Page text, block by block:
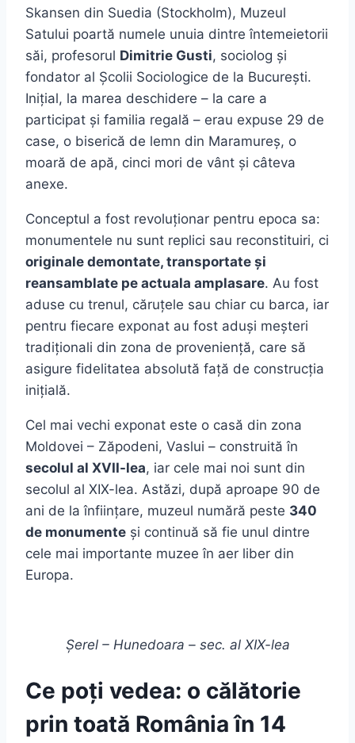
Skansen din Suedia (Stockholm), Muzeul
Satului poartă numele unuia dintre întemeietorii
săi, profesorul Dimitrie Gusti, sociolog și
fondator al Școlii Sociologice de la București.
Inițial, la marea deschidere – la care a
participat și familia regală – erau expuse 29 de
case, o biserică de lemn din Maramureș, o
moară de apă, cinci mori de vânt și câteva
anexe.
Conceptul a fost revoluționar pentru epoca sa:
monumentele nu sunt replici sau reconstituiri, ci
originale demontate, transportate și
reansamblate pe actuala amplasare. Au fost
aduse cu trenul, căruțele sau chiar cu barca, iar
pentru fiecare exponat au fost aduși meșteri
tradiționali din zona de proveniență, care să
asigure fidelitatea absolută față de construcția
inițială.
Cel mai vechi exponat este o casă din zona
Moldovei – Zăpodeni, Vaslui – construită în
secolul al XVII-lea, iar cele mai noi sunt din
secolul al XIX-lea. Astăzi, după aproape 90 de
ani de la înființare, muzeul numără peste 340
de monumente și continuă să fie unul dintre
cele mai importante muzee în aer liber din
Europa.
Șerel – Hunedoara – sec. al XIX-lea
Ce poți vedea: o călătorie
prin toată România în 14